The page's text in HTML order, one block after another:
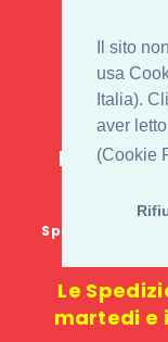
Il sito
usa
Italia).
aver
(Cookie
IL
E-
Spedizione
Le
martedi e